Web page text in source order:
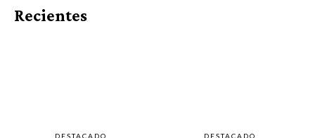
Recientes
DESTACADO DESTACADO